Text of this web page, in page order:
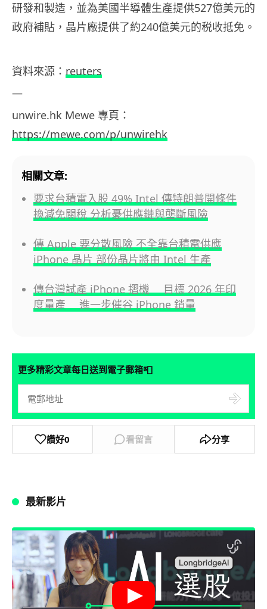
研發和製造，並為美國半導體生產提供527億美元的
政府補貼，晶片廠提供了約240億美元的税收抵免。
資料來源： reuters
—
unwire.hk Mewe 專頁：
https://mewe.com/p/unwirehk
相關文章:
要求台積電入股 49% Intel 傳特朗普開條件
換減免關稅 分析憂供應鏈與壟斷風險
傳 Apple 要分散風險 不全靠台積電供應
iPhone 晶片 部份晶片將由 Intel 生產
傳台灣試產 iPhone 摺機 目標 2026 年印
度量產 進一步催谷 iPhone 銷量
更多精彩文章每日送到電子郵箱📮
讚好0 看留言 分享
最新影片